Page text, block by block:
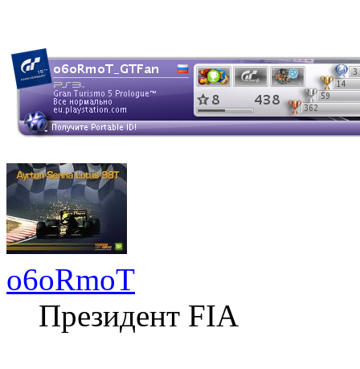
o6oRmoT
Президент FIA